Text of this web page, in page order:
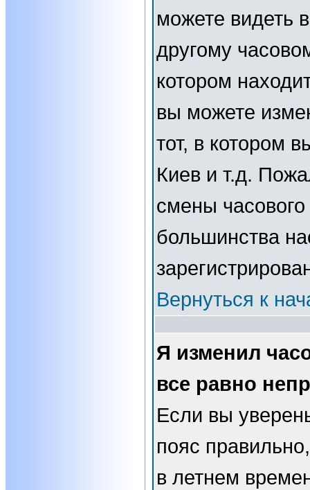
можете видеть
другому
котором
вы можете
тот, в котором
Киев и т.д.
смены
большинства
Вернуться к
Я изменил
все равно
Если вы
пояс
в летнем